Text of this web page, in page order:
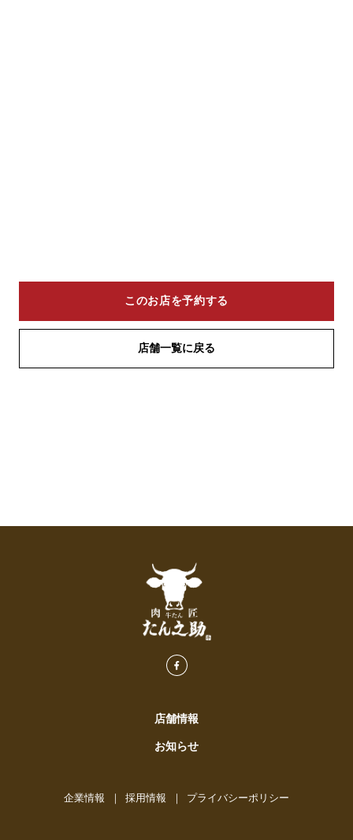
このお店を予約する
店舗一覧に戻る
店舗情報
お知らせ
企業情報 採用情報 プライバシーポリシー